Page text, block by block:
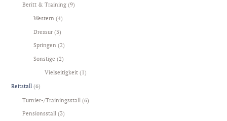
Beritt & Training (9)
Western (4)
Dressur (3)
Springen (2)
Sonstige (2)
Vielseitigkeit(1)
Reitstall (6)
Turnier-/Trainingsstall (6)
Pensionsstall (3)